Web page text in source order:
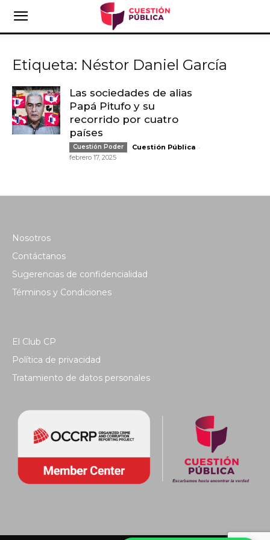
Etiqueta: Néstor Daniel García
Las sociedades de alias
Papá Pitufo y su
recorrido por cuatro
países
Cuestión Poder Cuestión Pública -
febrero 17, 2025
Nosotros
Contáctanos
Sugerencias de confidencialidad
Términos y Condiciones
El Club CP
Política de privacidad
Tratamiento de datos personales